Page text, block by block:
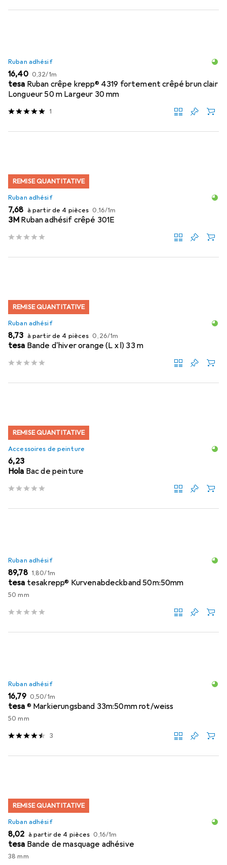
Ruban adhésif
EUR
16,40 EUR
0,32/1m
tesa Ruban crêpe krepp® 4319 fortement crêpé brun clair
Longueur 50 m Largeur 30 mm
1
REMISE QUANTITATIVE
Ruban adhésif
EUR
7,68 à partir de 4 pièces EUR
0,16/1m
3M Ruban adhésif crêpé 301E
REMISE QUANTITATIVE
Ruban adhésif
EUR
8,73 à partir de 4 pièces EUR
0,26/1m
tesa Bande d'hiver orange (L x l) 33 m
REMISE QUANTITATIVE
Accessoires de peinture
EUR
6,23
Hola Bac de peinture
Ruban adhésif
EUR
89,78 EUR
1,80/1m
tesa tesakrepp® Kurvenabdeckband 50m:50mm
50 mm
Ruban adhésif
EUR
16,79 EUR
0,50/1m
tesa ® Markierungsband 33m:50mm rot/weiss
50 mm
3
REMISE QUANTITATIVE
Ruban adhésif
EUR
8,02 à partir de 4 pièces EUR
0,16/1m
tesa Bande de masquage adhésive
38 mm